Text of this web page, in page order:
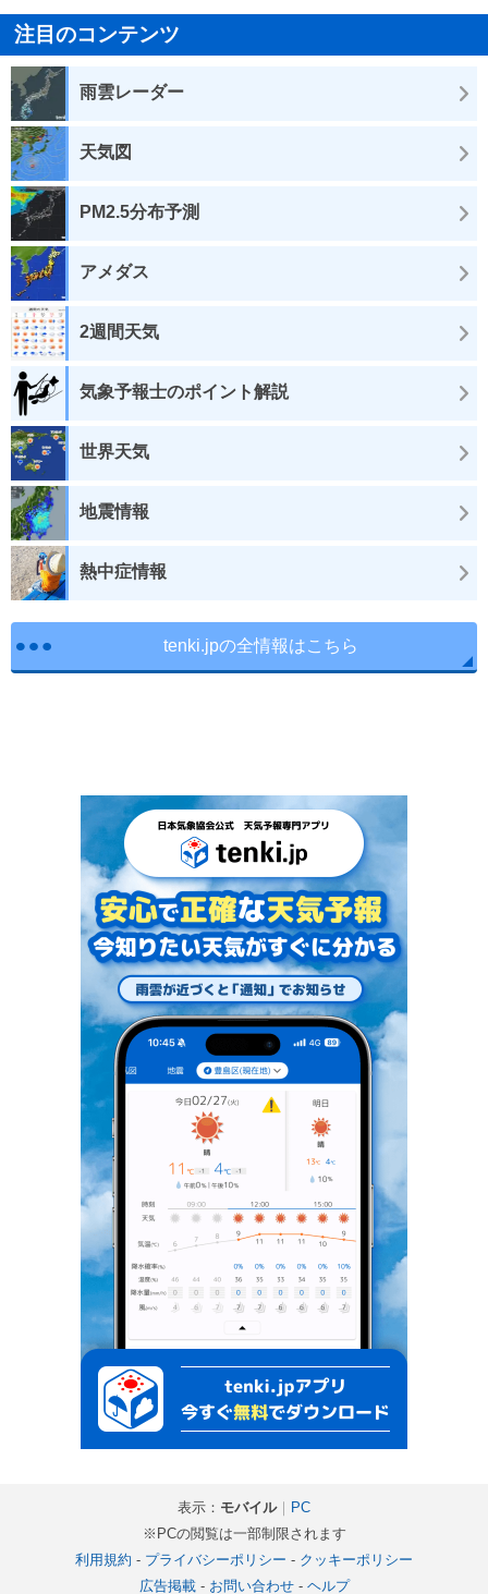
注目のコンテンツ
雨雲レーダー
天気図
PM2.5分布予測
アメダス
2週間天気
気象予報士のポイント解説
世界天気
地震情報
熱中症情報
tenki.jpの全情報はこちら
表示： モバイル｜ PC
※PCの閲覧は一部制限されます
利用規約 - プライバシーポリシー - クッキーポリシー
広告掲載- お問い合わせ- ヘルプ